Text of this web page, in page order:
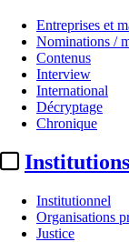
Entreprises et
Nominations /
Contenus
Interview
International
Décryptage
Chronique
Institutionnel
Organisations
Justice